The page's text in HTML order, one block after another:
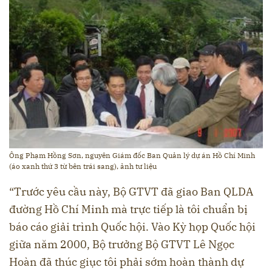
Ông Phạm Hồng Sơn, nguyên Giám đốc Ban Quản lý dự án Hồ Chí Minh
(áo xanh thứ 3 từ bên trái sang), ảnh tư liệu
“Trước yêu cầu này, Bộ GTVT đã giao Ban QLDA
đường Hồ Chí Minh mà trực tiếp là tôi chuẩn bị
báo cáo giải trình Quốc hội. Vào Kỳ họp Quốc hội
giữa năm 2000, Bộ trưởng Bộ GTVT Lê Ngọc
Hoàn đã thúc giục tôi phải sớm hoàn thành dự